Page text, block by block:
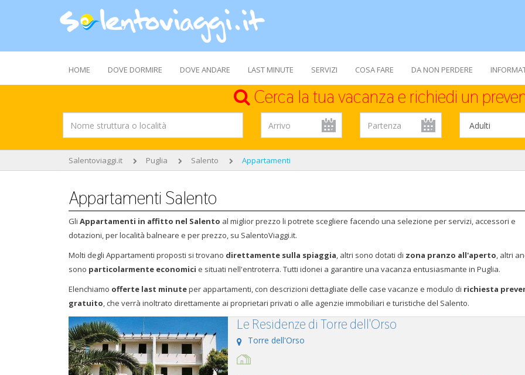
HOME DOVE DORMIRE DOVE ANDARE LAST MINUTE SERVIZI COSA FARE DA NON PERDERE
Cerca la tua vacanza e richiedi un
Salentoviaggi.it Puglia Salento Appartamenti
Appartamenti Salento
Gli Appartamenti in affitto nel Salento al miglior prezzo li potrete scegliere facendo una selezione per servizi, accessori e
dotazioni, per località balneare e per prezzo, su SalentoViaggi.it.
Molti degli Appartamenti proposti si trovano direttamente sulla spiaggia, altri sono dotati di zona pranzo all'aperto, altri
sono particolarmente economici e situati nell'entroterra. Tutti idonei a garantire una vacanza entusiasmante in Puglia.
Elenchiamo offerte last minuteper appartamenti, con descrizioni dettagliate delle case vacanze e modulo di richiesta
gratuito, che verrà inoltrato direttamente ai proprietari privati o alle agenzie immobiliari e turistiche del Salento.
Le Residenze di Torre dell'Orso
Torre dell'Orso